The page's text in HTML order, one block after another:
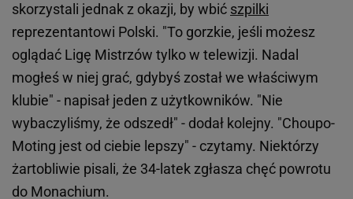
skorzystali jednak z okazji, by wbić szpilki
reprezentantowi Polski. "To gorzkie, jeśli możesz
oglądać Ligę Mistrzów tylko w telewizji. Nadal
mogłeś w niej grać, gdybyś został we właściwym
klubie" - napisał jeden z użytkowników. "Nie
wybaczyliśmy, że odszedł" - dodał kolejny. "Choupo-
Moting jest od ciebie lepszy" - czytamy. Niektórzy
żartobliwie pisali, że 34-latek zgłasza chęć powrotu
do Monachium.